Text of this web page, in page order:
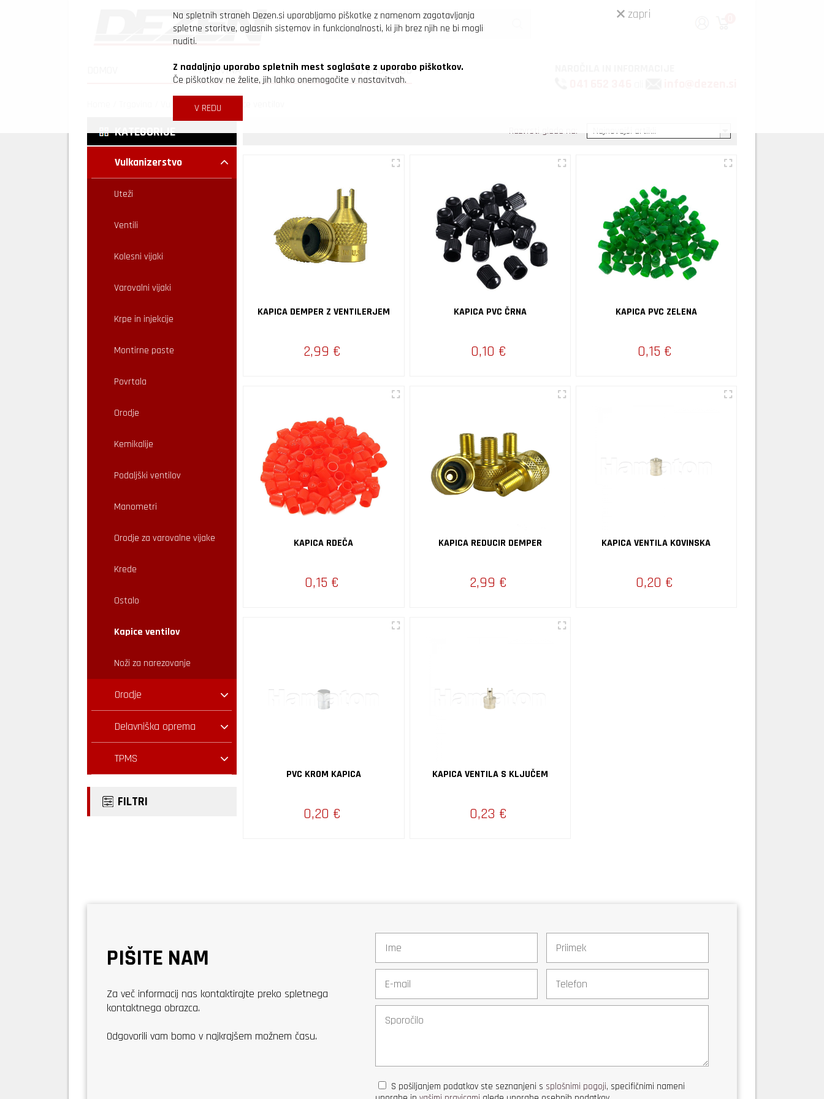
TRGOVINA O PODJETJU
Vulkanizerstvo /
KATEGORIJE
Vulkanizerstvo
Uteži
Ventili
Kolesni vijaki
Varovalni vijaki
Krpe in injekcije
Montirne paste
Povrtala
Orodje
Kemikalije
Podaljški ventilov
Manometri
Orodje za varovalne vijake
Krede
Ostalo
Kapice ventilov
Noži za narezovanje
Orodje
Delavniška oprema
TPMS
FILTRI
Razvrsti glede na:
KAPICA DEMPER Z VENTILERJEM
2,99 €
KAPICA PVC ČRNA
0,10 €
KAPICA PVC ZELENA
0,15 €
KAPICA RDEČA
0,15 €
KAPICA REDUCIR DEMPER
2,99 €
KAPICA VENTILA KOVINSKA
0,20 €
PVC KROM KAPICA
0,20 €
KAPICA VENTILA S KLJUČEM
0,23 €
PIŠITE NAM
Za več informacij nas kontaktirajte preko spletnega
kontaktnega obrazca.
Odgovorili vam bomo v najkrajšem možnem času.
S pošiljanjem podatkov ste seznanjeni s splošnimi pogoji, specifičnimi nameni
zapri
Na spletnih straneh Dezen.si uporabljamo piškotke z namenom zagotavljanja
spletne storitve, oglasnih sistemov in funkcionalnosti, ki jih brez njih ne bi mogli
nuditi.
Z nadaljnjo uporabo spletnih mest soglašate z uporabo piškotkov.
Če piškotkov ne želite, jih lahko onemogočite v nastavitvah.
V REDU